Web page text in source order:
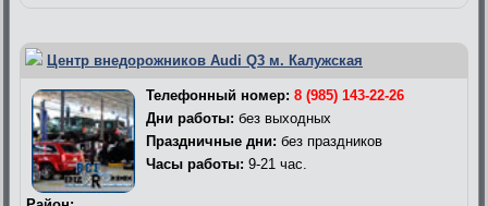
Центр внедорожников Audi Q3 м. Калужская
Телефонный номер: 8 (985) 143-22-26
Дни работы: без выходных
Праздничные дни: без праздников
Часы работы: 9-21 час.